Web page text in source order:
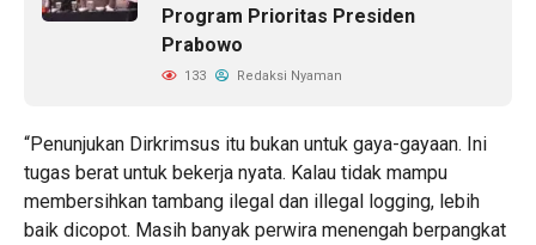
Program Prioritas Presiden
Prabowo
133 Redaksi Nyaman
“Penunjukan Dirkrimsus itu bukan untuk gaya-gayaan. Ini
tugas berat untuk bekerja nyata. Kalau tidak mampu
membersihkan tambang ilegal dan illegal logging, lebih
baik dicopot. Masih banyak perwira menengah berpangkat